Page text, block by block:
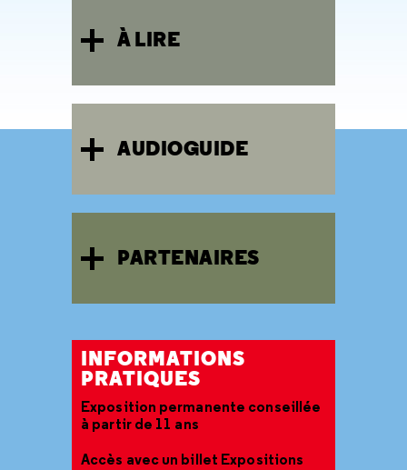
À LIRE
AUDIOGUIDE
PARTENAIRES
INFORMATIONS
PRATIQUES
Exposition permanente conseillée
à partir de 11 ans
Accès avec un billet Expositions